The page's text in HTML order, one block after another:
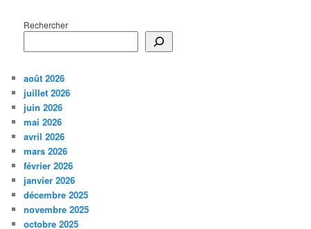
Rechercher
août 2026
juillet 2026
juin 2026
mai 2026
avril 2026
mars 2026
février 2026
janvier 2026
décembre 2025
novembre 2025
octobre 2025